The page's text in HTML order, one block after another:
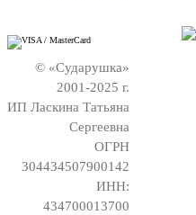
© «Сударушка»
2001-2025 г.
ИП Ласкина Татьяна
Сергеевна
ОГРН
304434507900142
ИНН:
434700013700